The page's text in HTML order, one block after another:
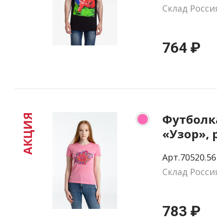
Склад
764 ₽
«Узор»,
Склад
783 ₽
АКЦИЯ